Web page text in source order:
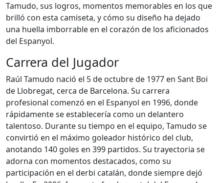
Tamudo, sus logros, momentos memorables en los que
brilló con esta camiseta, y cómo su diseño ha dejado
una huella imborrable en el corazón de los aficionados
del Espanyol.
Carrera del Jugador
Raúl Tamudo nació el 5 de octubre de 1977 en Sant Boi
de Llobregat, cerca de Barcelona. Su carrera
profesional comenzó en el Espanyol en 1996, donde
rápidamente se establecería como un delantero
talentoso. Durante su tiempo en el equipo, Tamudo se
convirtió en el máximo goleador histórico del club,
anotando 140 goles en 399 partidos. Su trayectoria se
adorna con momentos destacados, como su
participación en el derbi catalán, donde siempre dejó